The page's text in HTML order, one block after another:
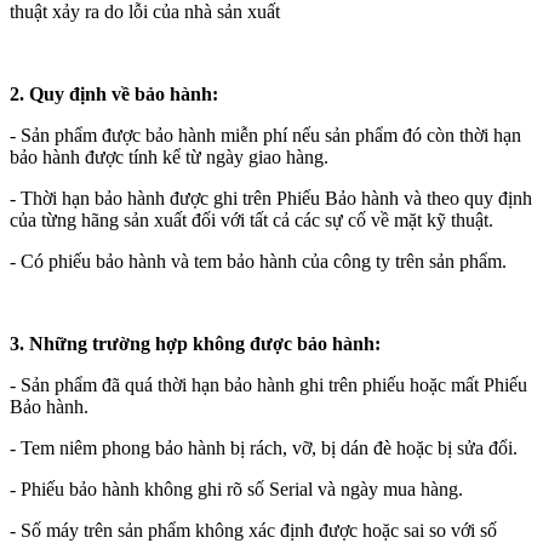
thuật xảy ra do lỗi của nhà sản xuất
2. Quy định về bảo hành:
- Sản phẩm được bảo hành miễn phí nếu sản phẩm đó còn thời hạn
bảo hành được tính kể từ ngày giao hàng.
- Thời hạn bảo hành được ghi trên Phiếu Bảo hành và theo quy định
của từng hãng sản xuất đối với tất cả các sự cố về mặt kỹ thuật.
- Có phiếu bảo hành và tem bảo hành của công ty trên sản phẩm.
3. Những trường hợp không được bảo hành:
- Sản phẩm đã quá thời hạn bảo hành ghi trên phiếu hoặc mất Phiếu
Bảo hành.
- Tem niêm phong bảo hành bị rách, vỡ, bị dán đè hoặc bị sửa đổi.
- Phiếu bảo hành không ghi rõ số Serial và ngày mua hàng.
- Số máy trên sản phẩm không xác định được hoặc sai so với số